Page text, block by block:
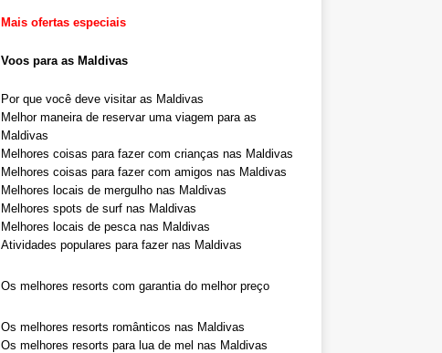
Mais ofertas especiais
Voos para as Maldivas
Por que você deve visitar as Maldivas
Melhor maneira de reservar uma viagem para as
Maldivas
Melhores coisas para fazer com crianças nas Maldivas
Melhores coisas para fazer com amigos nas Maldivas
Melhores locais de mergulho nas Maldivas
Melhores spots de surf nas Maldivas
Melhores locais de pesca nas Maldivas
Atividades populares para fazer nas Maldivas
Os melhores resorts com garantia do melhor preço
Os melhores resorts românticos nas Maldivas
Os melhores resorts para lua de mel nas Maldivas